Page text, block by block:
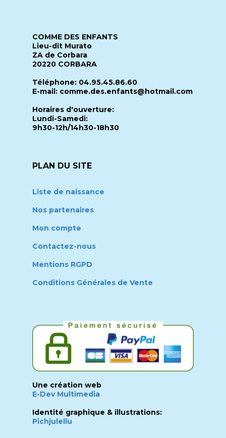
COMME DES ENFANTS
Lieu-dit Murato
ZA de Corbara
20220 CORBARA
Téléphone: 04.95.45.86.60
E-mail: comme.des.enfants@hotmail.com
Horaires d'ouverture:
Lundi-Samedi:
9h30-12h/14h30-18h30
PLAN DU SITE
Liste de naissance
Nos partenaires
Mon compte
Contactez-nous
Mentions RGPD
Conditions Générales de Vente
Une création web
E-Dev Multimedia
Identité graphique & illustrations:
Pichjulellu